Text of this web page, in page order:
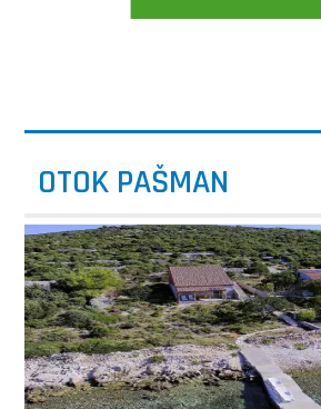
OTOK PAŠMAN